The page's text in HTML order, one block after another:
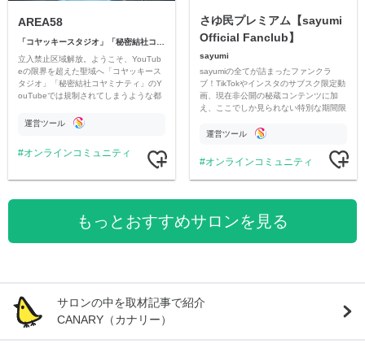
AREA58
立入禁止区域解放。ようこそ、YouTub
eの限界を超えた聖域へ「コヤッキース
タジオ」「秘密結社コヤミナティ」のY
ouTubeでは規制されてしまうような都
公開。
運営ツール
オンラインコミュニティ
さゆ民プレミアム【sayumi
Official Fanclub】
sayumi
sayumiの全てが詰まったファンクラ
ブ！TikTokやインスタのサブスク限定動
画、現在非公開の秘蔵コンテンツに加
え、ここでしか見られない特別な期間限
運営ツール
オンラインコミュニティ
もっとおすすめサロンを見る
サロンの中を取材記事で紹介
CANARY（カナリー）